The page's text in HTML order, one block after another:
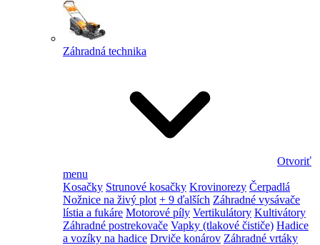
Záhradná technika
Otvoriť
menu
Kosačky Strunové kosačky Krovinorezy Čerpadlá
Nožnice na živý plot + 9 ďalších Záhradné vysávače
lístia a fukáre Motorové píly Vertikulátory Kultivátory
Záhradné postrekovače Vapky (tlakové čističe) Hadice
a vozíky na hadice Drviče konárov Záhradné vrtáky